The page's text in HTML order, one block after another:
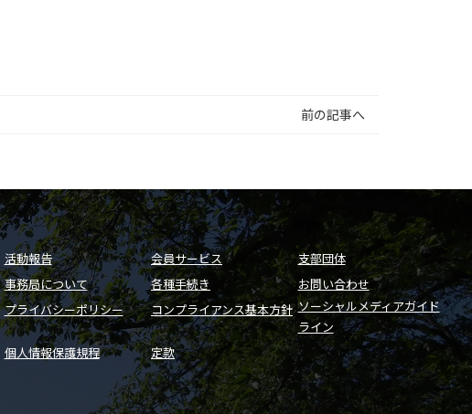
前の記事へ
活動報告 会員サービス
支部団体
事務局について 各種手続き
お問い合わせ
プライバシーポリシー コンプライアンス基本方針 ソーシャルメディアガイド
ライン
個人情報保護規程 定款